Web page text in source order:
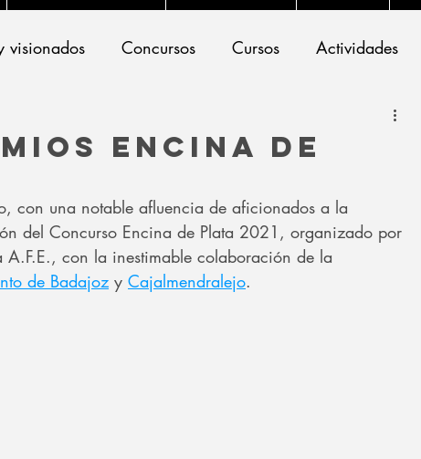
visionados Concursos Cursos Actividades
ENCINA DE
con una notable afluencia de aficionados a la
del Concurso Encina de Plata 2021, organizado por
con la inestimable colaboración de la
de Badajoz y Cajalmendralejo.